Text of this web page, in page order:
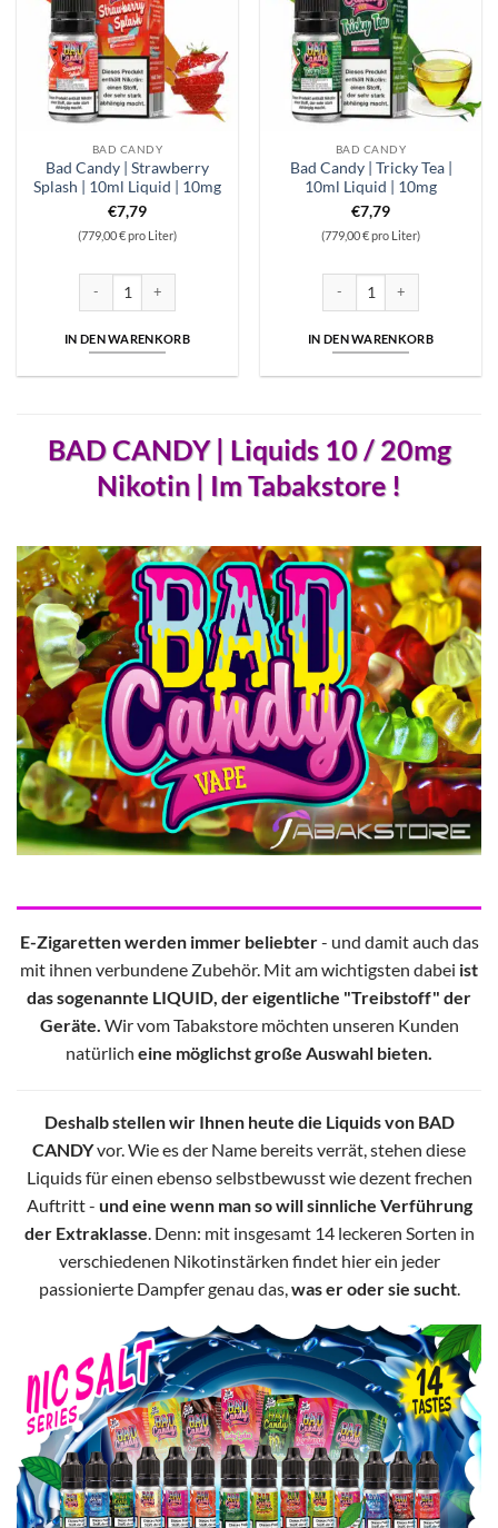
BAD CANDY
Bad Candy | Strawberry
Splash | 10ml Liquid | 10mg
€7,79
(779,00 € pro Liter)
IN DEN WARENKORB
BAD CANDY
Bad Candy | Tricky Tea |
10ml Liquid | 10mg
€7,79
(779,00 € pro Liter)
IN DEN WARENKORB
BAD CANDY | Liquids 10 / 20mg
Nikotin | Im Tabakstore !
E-Zigaretten werden immer beliebter- und damit auch das
mit ihnen verbundene Zubehör. Mit am wichtigsten dabei ist
das sogenannte LIQUID, der eigentliche "Treibstoff" der
Geräte. Wir vom Tabakstore möchten unseren Kunden
natürlich eine möglichst große Auswahl bieten.
Deshalb stellen wir Ihnen heute die Liquids von BAD
CANDYvor. Wie es der Name bereits verrät, stehen diese
Liquids für einen ebenso selbstbewusst wie dezent frechen
Auftritt - und eine wenn man so will sinnliche Verführung
der Extraklasse . Denn: mit insgesamt 14 leckeren Sorten in
verschiedenen Nikotinstärken findet hier ein jeder
passionierte Dampfer genau das, was er oder sie sucht.